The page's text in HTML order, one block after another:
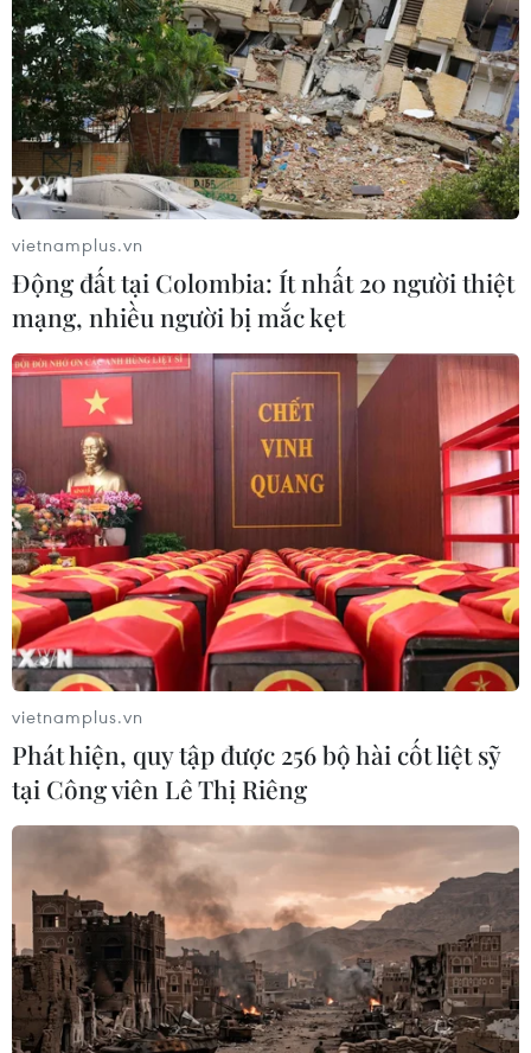
vietnamplus.vn
Động đất tại Colombia: Ít nhất 20 người thiệt
mạng, nhiều người bị mắc kẹt
vietnamplus.vn
Phát hiện, quy tập được 256 bộ hài cốt liệt sỹ
tại Công viên Lê Thị Riêng